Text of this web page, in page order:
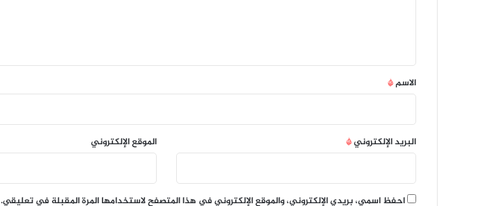
*
الاسم*
البريد الإلكتروني* الموقع الإلكتروني
احفظ اسمي، بريدي الإلكتروني، والموقع الإلكتروني في هذا المتصفح لاستخدامها المرة المقبلة في تعليقي.